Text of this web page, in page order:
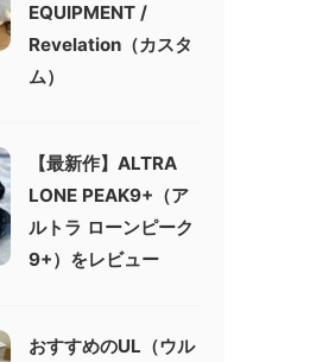
EQUIPMENT /
Revelation（カスタ
ム）
【最新作】ALTRA
LONE PEAK9+（ア
ルトラ ローンピーク
9+）をレビュー
おすすめのUL（ウル